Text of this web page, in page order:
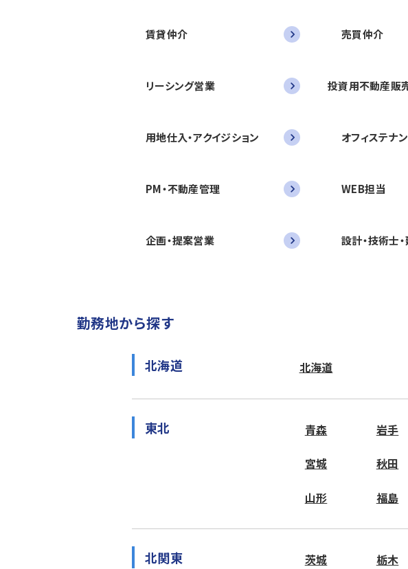
賃貸仲介 売買仲介
リーシング営業 投資用不動産販
用地仕入・アクイジション オフィステナ
PM・不動産管理 WEB担当
企画・提案営業 設計・技術士
勤務地から探す
北海道 北海道
東北 青森 岩手
宮城 秋田
山形 福島
北関東 茨城 栃木